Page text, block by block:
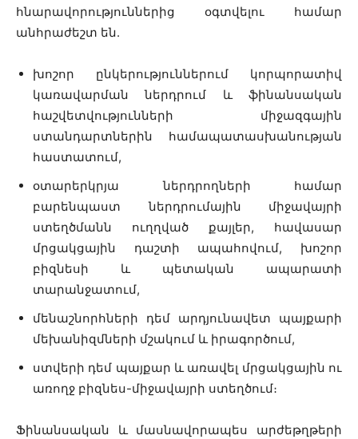
հնարավորություններից օգտվելու համար
անհրաժեշտ են.
խոշոր ընկերություններում կորպորատիվ
կառավարման ներդրում և ֆինանսական
հաշվետվությունների միջազգային
ստանդարտներին համապատասխանության
հաստատում,
օտարերկրյա ներդրողների համար
բարենպաստ ներդրումային միջավայրի
ստեղծմանն ուղղված քայլեր, հավասար
մրցակցային դաշտի ապահովում, խոշոր
բիզնեսի և պետական ապարատի
տարանջատում,
մենաշնորհների դեմ արդյունավետ պայքարի
մեխանիզմների մշակում և իրագործում,
ստվերի դեմ պայքար և առավել մրցակցային ու
առողջ բիզնես-միջավայրի ստեղծում։
Ֆինանսական և մասնավորապես արժեթղթերի